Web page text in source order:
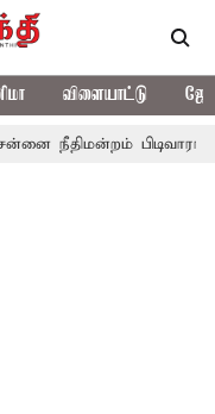
விளையாட்டு
பிடிவாராண்ட்